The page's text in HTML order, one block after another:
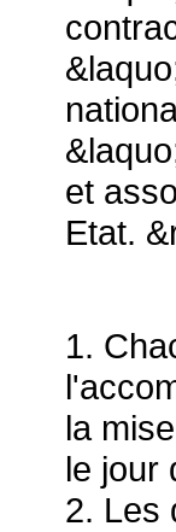
et
Etat.
1.
la
le jour
2. Les